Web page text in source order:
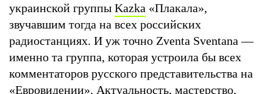
украинской группы Kazka «Плакала»,
звучавшим тогда на всех российских
радиостанциях. И уж точно Zventa Sventana —
именно та группа, которая устроила бы всех
комментаторов русского представительства на
«Евровидении». Актуальность, мастерство,